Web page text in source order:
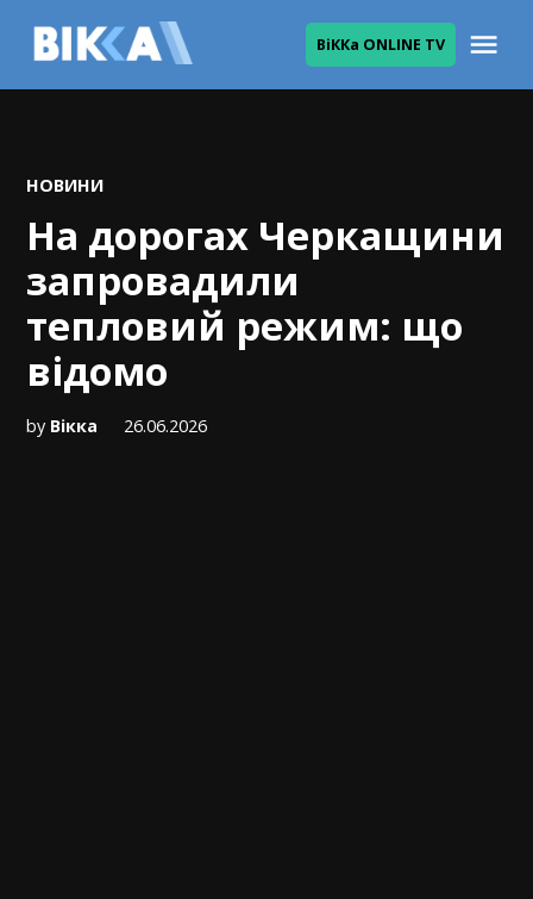
ВіККа ONLINE TV
POSTED
НОВИНИ
На дорогах Черкащини
запровадили
тепловий режим: що
відомо
by Вікка 26.06.2026